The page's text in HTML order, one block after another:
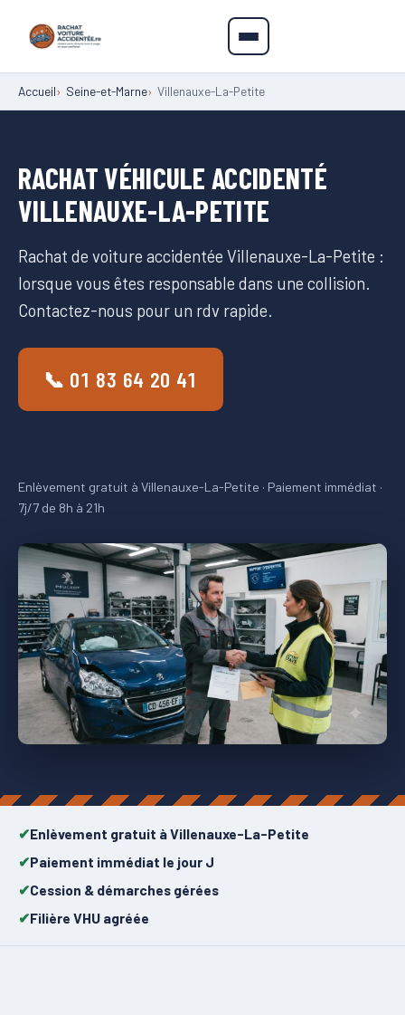
Accueil Seine-et-Marne Villenauxe-La-Petite
RACHAT VÉHICULE ACCIDENTÉ
VILLENAUXE-LA-PETITE
Rachat de voiture accidentée Villenauxe-La-Petite :
lorsque vous êtes responsable dans une collision.
Contactez-nous pour un rdv rapide.
📞 01 83 64 20 41
Enlèvement gratuit à Villenauxe-La-Petite · Paiement immédiat ·
7j/7 de 8h à 21h
Enlèvement gratuit à Villenauxe-La-Petite
Paiement immédiat le jour J
Cession & démarches gérées
Filière VHU agréée